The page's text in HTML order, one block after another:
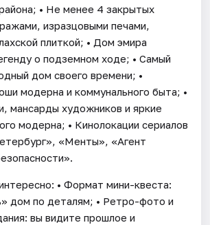
• Не менее 4 закрытых
изразцовыми печами,
плиткой; • Дом эмира
о подземном ходе; • Самый
дом своего времени; •
модерна и коммунального быта; •
мансарды художников и яркие
модерна; • Кинолокации сериалов
«Менты», «Агент
• Формат мини-квеста:
дом по деталям; • Ретро-фото и
вы видите прошлое и